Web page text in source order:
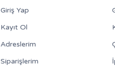
Giriş Yap
Kayıt Ol
Adreslerim
Siparişlerim